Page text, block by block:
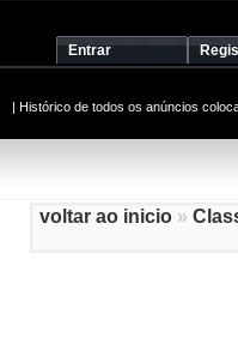
Entrar
| Histórico de todos os anúncios
voltar ao inicio »